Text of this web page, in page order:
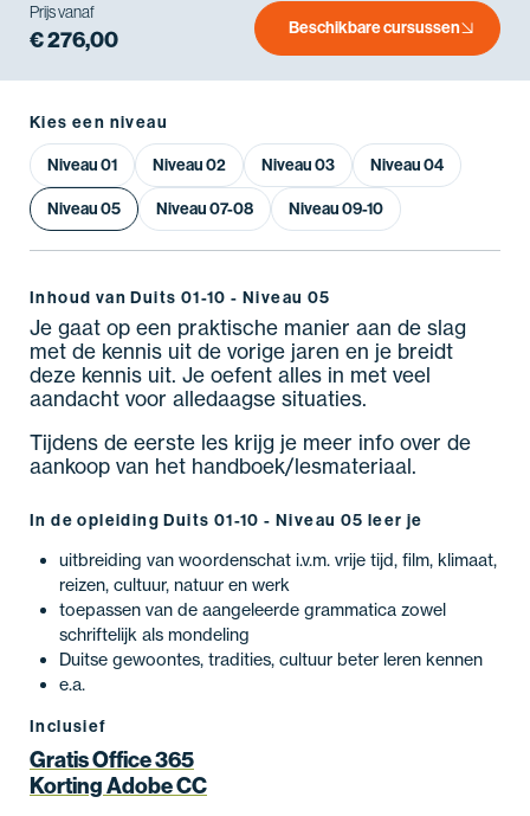
Prijs vanaf
€ 276,00 Beschikbare cursussen
Kies een niveau
Niveau 01 Niveau 02 Niveau 03 Niveau 04
Niveau 05 Niveau 07-08 Niveau 09-10
Inhoud van Duits 01-10 - Niveau 05
Je gaat op een praktische manier aan de slag
met de kennis uit de vorige jaren en je breidt
deze kennis uit. Je oefent alles in met veel
aandacht voor alledaagse situaties.
Tijdens de eerste les krijg je meer info over de
aankoop van het handboek/lesmateriaal.
In de opleiding Duits 01-10 - Niveau 05 leer je
uitbreiding van woordenschat i.v.m. vrije tijd, film, klimaat,
reizen, cultuur, natuur en werk
toepassen van de aangeleerde grammatica zowel
schriftelijk als mondeling
Duitse gewoontes, tradities, cultuur beter leren kennen
e.a.
Inclusief
Gratis Office 365
Korting Adobe CC